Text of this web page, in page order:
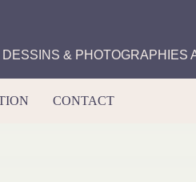
DESSINS & PHOTOGRAPHIES
CONTACT